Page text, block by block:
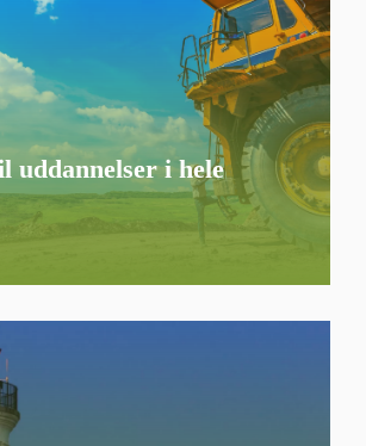
uddannelser i hele